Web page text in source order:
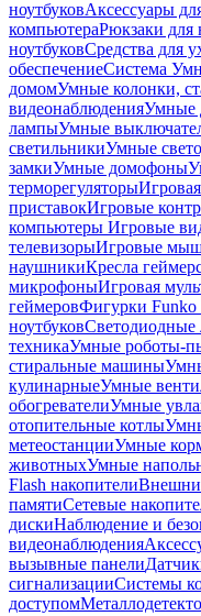
ноутбуковАксессуары
компьютераРюкзаки для
ноутбуковСредства для
обеспечениеСистема
домомУмные колонки,
видеонаблюденияУмные
лампыУмные
светильникиУмные
замкиУмные домофоны
терморегуляторы
приставокИгровые
компьютеры Игровые
телевизорыИгровые
наушникиКресла
микрофоныИгровая
геймеровФигурки Funko
ноутбуковСветодиодные
техникаУмные роботы-
стиральные машины
кулинарныеУмные
обогревателиУмные
отопительные котлы
метеостанцииУмные
животныхУмные
Flash накопители
памятиСетевые
дискиНаблюдение и
видеонаблюдения
вызывные панели
сигнализацииСистемы
доступом